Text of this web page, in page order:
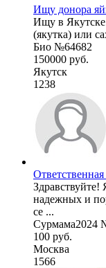
Ищу донора
Ищу в
(якутка) или
Био №64682
150000 руб.
Якутск
1238
надежных и
се ...
Сурмама2024
100 руб.
Москва
1566